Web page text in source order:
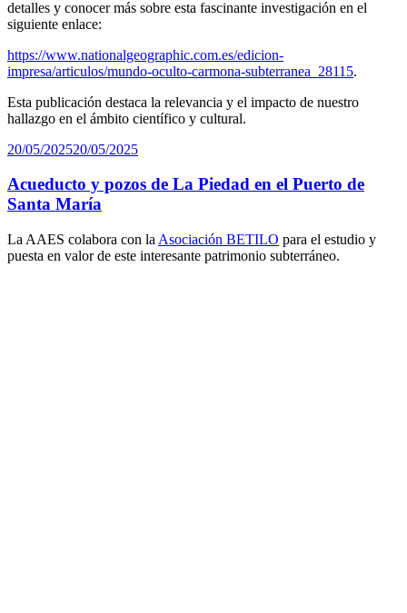
detalles y conocer más sobre esta fascinante investigación en el
siguiente enlace:
https://www.nationalgeographic.com.es/edicion-
impresa/articulos/mundo-oculto-carmona-subterranea_28115.
Esta publicación destaca la relevancia y el impacto de nuestro
hallazgo en el ámbito científico y cultural.
Publicado
20/05/202520/05/2025
Acueducto y pozos de La Piedad en el Puerto de
Santa María
La AAES colabora con la Asociación BETILO para el estudio y
puesta en valor de este interesante patrimonio subterráneo.